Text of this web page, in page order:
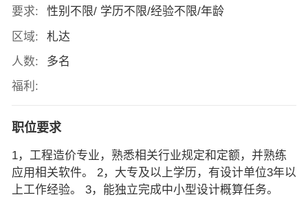
要求:
性别不限/ 学历不限/经验不限/年龄
区域:
札达
人数:
多名
福利:
职位要求
1，工程造价专业，熟悉相关行业规定和定额，并熟练
应用相关软件。 2，大专及以上学历，有设计单位3年以
上工作经验。 3，能独立完成中小型设计概算任务。